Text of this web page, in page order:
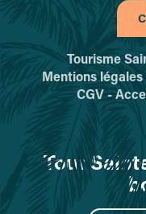
Tourisme
Mentions légales
CGV -
Tout